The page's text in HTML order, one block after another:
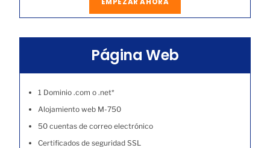
EMPEZAR AHORA
Página Web
1 Dominio .com o .net*
Alojamiento web M-750
50 cuentas de correo electrónico
Certificados de seguridad SSL